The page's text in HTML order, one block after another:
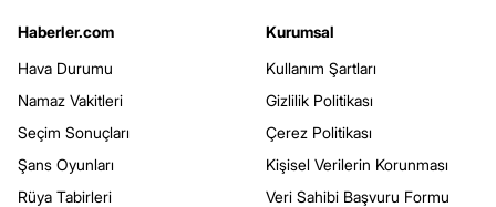
Haberler.com
Hava Durumu
Namaz Vakitleri
Seçim Sonuçları
Şans Oyunları
Rüya Tabirleri
Kurumsal
Kullanım Şartları
Gizlilik Politikası
Çerez Politikası
Kişisel Verilerin Korunması
Veri Sahibi Başvuru Formu